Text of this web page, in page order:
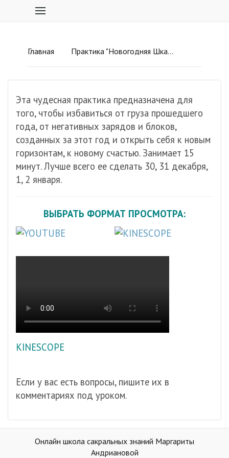
Главная Практика "Новогодняя Шкатулка"
Эта чудесная практика предназначена для
того, чтобы избавиться от груза прошедшего
года, от негативных зарядов и блоков,
созданных за этот год и открыть себя к новым
горизонтам, к новому счастью. Занимает 15
минут. Лучше всего ее сделать 30, 31 декабря,
1, 2 января.
ВЫБРАТЬ ФОРМАТ ПРОСМОТРА:
KINESCOPE
Если у вас есть вопросы, пишите их в
комментариях под уроком.
Онлайн школа сакральных знаний Маргариты
Андриановой